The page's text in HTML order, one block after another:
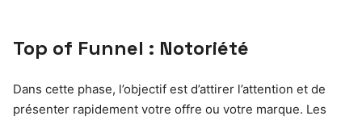
Top of Funnel : Notoriété
Dans cette phase, l’objectif est d’attirer l’attention et de
présenter rapidement votre offre ou votre marque. Les